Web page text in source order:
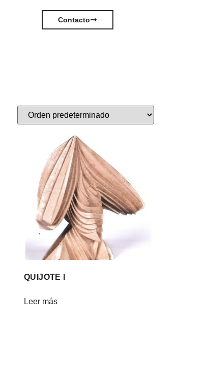
Contacto
QUIJOTE I
Leer más